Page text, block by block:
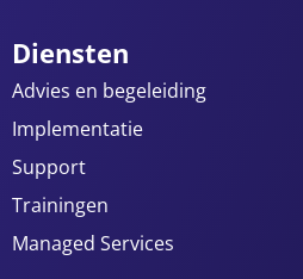
Diensten
Advies en begeleiding
Implementatie
Support
Trainingen
Managed Services